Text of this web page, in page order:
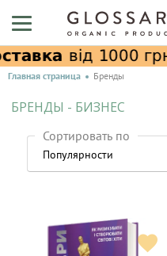
Главная страница Бренды
БРЕНДЫ - БИЗНЕС
Сортировать по